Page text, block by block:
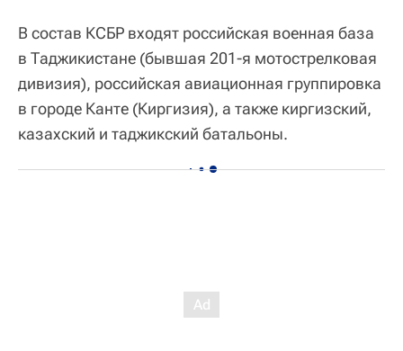
В состав КСБР входят российская военная база
в Таджикистане (бывшая 201-я мотострелковая
дивизия), российская авиационная группировка
в городе Канте (Киргизия), а также киргизский,
казахский и таджикский батальоны.